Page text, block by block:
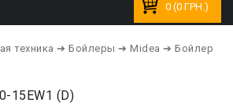
0 (0 ГРН.)
техника ➔ Бойлеры ➔ Midea ➔ Бойлер
15EW1 (D)